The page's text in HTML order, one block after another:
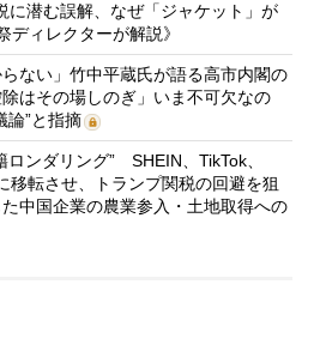
に潜む誤解、なぜ「ジャケット」が
ディレクターが解説》
らない」竹中平蔵氏が語る高市内閣の
はその場しのぎ」いま不可欠なの
論”と指摘
ロンダリング” SHEIN、TikTok、
転させ、トランプ関税の回避を狙
中国企業の農業参入・土地取得への